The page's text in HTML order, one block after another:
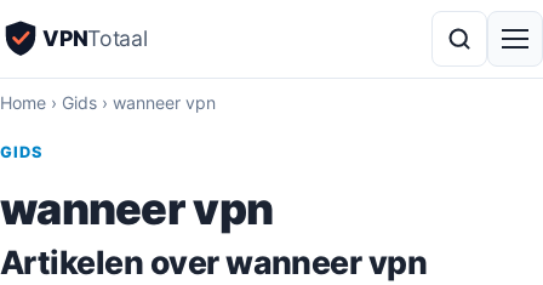
VPNTotaal
Home › Gids › wanneer vpn
GIDS
wanneer vpn
Artikelen over wanneer vpn